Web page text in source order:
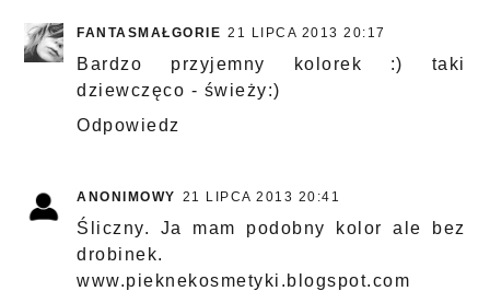
FANTASMAŁGORIE 21 LIPCA 2013 20:17
Bardzo przyjemny kolorek :) taki
dziewczęco - świeży:)
Odpowiedz
ANONIMOWY 21 LIPCA 2013 20:41
Śliczny. Ja mam podobny kolor ale bez
drobinek.
www.pieknekosmetyki.blogspot.com